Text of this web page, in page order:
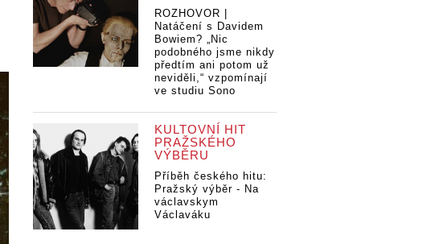
ROZHOVOR |
Natáčení s Davidem
Bowiem? „Nic
podobného jsme nikdy
předtím ani potom už
neviděli,“ vzpomínají
ve studiu Sono
KULTOVNÍ HIT
PRAŽSKÉHO
VÝBĚRU
Příběh českého hitu:
Pražský výběr - Na
václavskym
Václaváku